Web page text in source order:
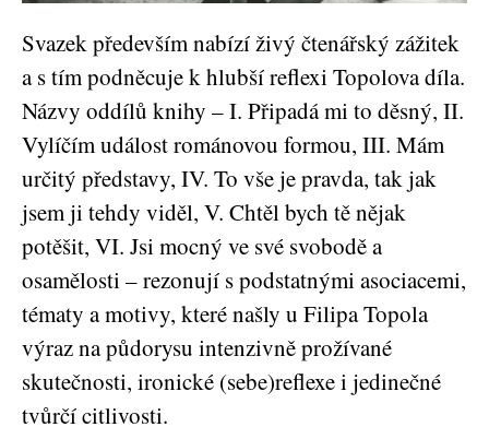
Svazek především nabízí živý čtenářský zážitek
a s tím podněcuje k hlubší reflexi Topolova díla.
Názvy oddílů knihy – I. Připadá mi to děsný, II.
Vylíčím událost románovou formou, III. Mám
určitý představy, IV. To vše je pravda, tak jak
jsem ji tehdy viděl, V. Chtěl bych tě nějak
potěšit, VI. Jsi mocný ve své svobodě a
osamělosti – rezonují s podstatnými asociacemi,
tématy a motivy, které našly u Filipa Topola
výraz na půdorysu intenzivně prožívané
skutečnosti, ironické (sebe)reflexe i jedinečné
tvůrčí citlivosti.